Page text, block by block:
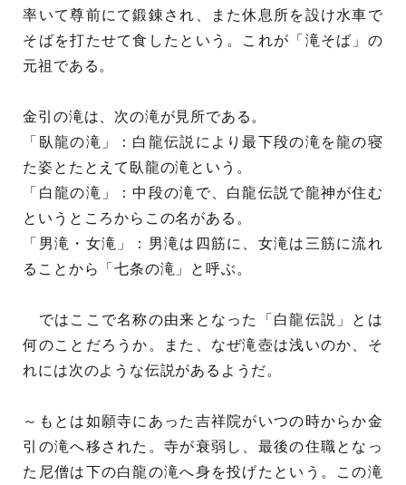
率いて尊前にて鍛錬され、また休息所を設け水車で
そばを打たせて食したという。これが「滝そば」の
元祖である。
金引の滝は、次の滝が見所である。
「臥龍の滝」：白龍伝説により最下段の滝を龍の寝
た姿とたとえて臥龍の滝という。
「白龍の滝」：中段の滝で、白龍伝説で龍神が住む
というところからこの名がある。
「男滝・女滝」：男滝は四筋に、女滝は三筋に流れ
ることから「七条の滝」と呼ぶ。
ではここで名称の由来となった「白龍伝説」とは
何のことだろうか。また、なぜ滝壺は浅いのか、そ
れには次のような伝説があるようだ。
～もとは如願寺にあった吉祥院がいつの時からか金
引の滝へ移された。寺が衰弱し、最後の住職となっ
た尼僧は下の白龍の滝へ身を投げたという。この滝